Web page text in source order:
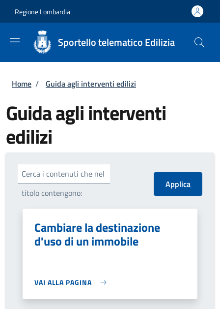
Regione Lombardia
Sportello telematico Edilizia
Briciole di pane
Home / Guida agli interventi edilizi
Guida agli interventi
edilizi
Cerca i contenuti che nel
titolo contengono:
Cambiare la destinazione
d'uso di un immobile
VAI ALLA PAGINA